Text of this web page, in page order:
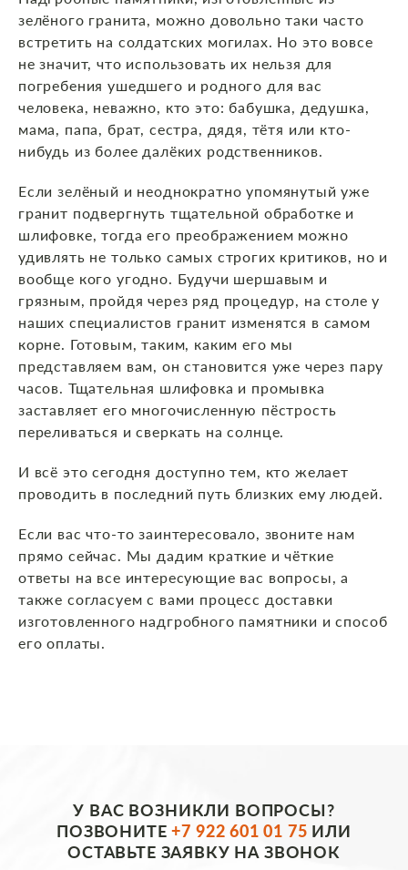
зелёного гранита, можно довольно таки часто
встретить на солдатских могилах. Но это вовсе
не значит, что использовать их нельзя для
погребения ушедшего и родного для вас
человека, неважно, кто это: бабушка, дедушка,
мама, папа, брат, сестра, дядя, тётя или кто-
нибудь из более далёких родственников.
Если зелёный и неоднократно упомянутый уже
гранит подвергнуть тщательной обработке и
шлифовке, тогда его преображением можно
удивлять не только самых строгих критиков, но и
вообще кого угодно. Будучи шершавым и
грязным, пройдя через ряд процедур, на столе у
наших специалистов гранит изменятся в самом
корне. Готовым, таким, каким его мы
представляем вам, он становится уже через пару
часов. Тщательная шлифовка и промывка
заставляет его многочисленную пёстрость
переливаться и сверкать на солнце.
И всё это сегодня доступно тем, кто желает
проводить в последний путь близких ему людей.
Если вас что-то заинтересовало, звоните нам
прямо сейчас. Мы дадим краткие и чёткие
ответы на все интересующие вас вопросы, а
также согласуем с вами процесс доставки
изготовленного надгробного памятники и способ
его оплаты.
У ВАС ВОЗНИКЛИ ВОПРОСЫ?
ПОЗВОНИТЕ+7 922 601 01 75 ИЛИ
ОСТАВЬТЕ ЗАЯВКУ НА ЗВОНОК